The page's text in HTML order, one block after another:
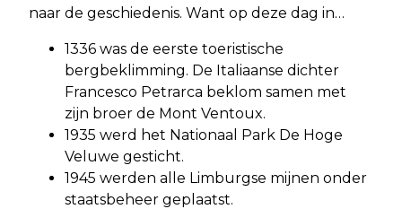
naar de geschiedenis. Want op deze dag in…
1336 was de eerste toeristische
bergbeklimming. De Italiaanse dichter
Francesco Petrarca beklom samen met
zijn broer de Mont Ventoux.
1935 werd het Nationaal Park De Hoge
Veluwe gesticht.
1945 werden alle Limburgse mijnen onder
staatsbeheer geplaatst.